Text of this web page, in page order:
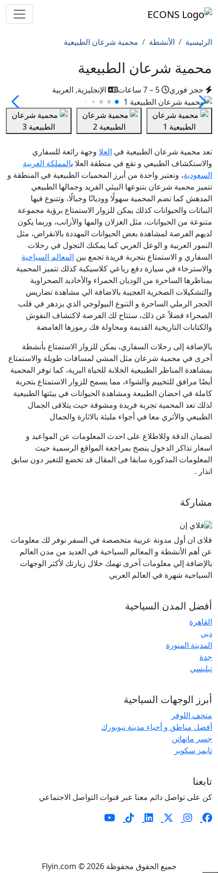
الرئيسية الأنشطة محمية شرعان الطبيعية
محمية شرعان الطبيعية
حجز فوري الإنجليزية, العربية
تعد محمية شرعان الطبيعية في العلا وجهة رائعة للسفاري
والاستكشاف الطبيعي و تقع في منطقة العلا بالمملكة العربية
السعودية، وتعتبر واحدة من أبرز المحميات الطبيعية في المنطقة و
تتميز محمية شرعان بتنوعها البيئي الفريد وجمالها الطبيعي
المدهش كما تضم المحمية سهولًا ووديانًا وجبالًا، وتتنوع فيها
النباتات والحيوانات كذلك يمكن للزوار الاستمتاع برؤية مجموعة
متنوعة من الحيوانات، مثل الغزلان والمها والأرانب، وربما يكون
لديهم الفرصة لمشاهدة بعض الحيوانات المهددة بالانقراض، مثل
النمور العربية و الوعل العربي كما يمكنك التجول في رحلات
السفاري و الاستمتاع بتجربة فريدة تجمع بين المعالم السياحية
والاسترخاء في سيارة دفع رباعي كلاسيكية كذلك تتميز المحمية
بمناظرها الساحرة من الوديان الحمراء والأخاديد الصحراوية
والتشكيلات الصخرية العجيبة بالاضافة الي مشاهدة تضاريس
الحجر الرملي الساحرة و التنوع البيولوجي الذي يزدهر في قلب
الصحراء فضلاً عن ذلك، ستتاح لك الفرصة لاكتشاف النقوش
والكتابات التاريخية القديمة ومحاولة فك رموزها الغامضة
بالإضافة إلى رحلات السفاري، يمكن للزوار الاستمتاع بأنشطة
أخرى في محمية شرعان مثل المشي لمسافات طويلة والاستمتاع
بمشاهدة المناظر الطبيعية الخلابة للحياة البرية، كما توفر المحمية
أيضًا مرافق للتخييم والشواء، مما يسمح للزوار الاستمتاع بتجربة
كاملة في احضان الطبيعة ومشاهدة الحيوانات في بيئتها الطبيعية
لذلك تعد المحمية تجربة فريدة ومشوقة حيث يتلاقى الجمال
الطبيعي والأثري معا في أجواء مليئة بالاثارة والجمال
لضمان الدقة وللاطلاع على احدث المعلومات عن المواعيد و
اسعار تذاكر الدخول ينصح بمراجعة المواقع الرسمية حيث
المعلومات المذكورة سابقا فى المقال قد تخضع للتغير دون سابق
انذار .
مشاركة
فلاى ان أول مدونة عربية متخصصة في السفر نوفر لك معلومات
عن أهم الأنشطة و المعالم السياحية في العديد من مدن العالم
بالإضافة إلي معلومات آخرى تهمك خلال زيارتك لأكثر الوجهات
السياحية شهرة في العالم العربي
أفضل المدن السياحية
القاهرة
دبي
المدينة المنورة
جدة
تبليسي
أبرز الوجهات السياحية
متحف اللوفر
أفضل مناطق و أحياء مدينة نيويورك
جسر مانهاتن
تايمز سكوير
تابعنا
كن على تواصل دائم معنا عبر قنوات التواصل الاجتماعي
جميع الحقوق محفوظة Flyin.com © 2026